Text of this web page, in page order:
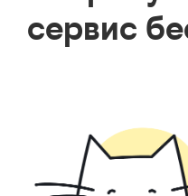
сервис